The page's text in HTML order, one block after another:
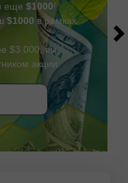
еще $1000!
$1000 в рамках
$3 000, вы
акции.